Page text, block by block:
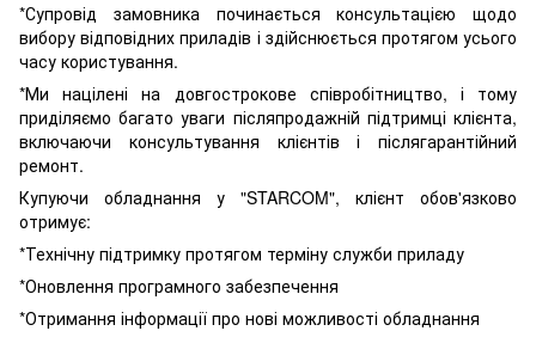
*Супровід замовника починається консультацією щодо
вибору відповідних приладів і здійснюється протягом усього
часу користування.
*Ми націлені на довгострокове співробітництво, і тому
приділяємо багато уваги післяпродажній підтримці клієнта,
включаючи консультування клієнтів і післягарантійний
ремонт.
Купуючи обладнання у "STARCOM", клієнт обов'язково
отримує:
*Технічну підтримку протягом терміну служби приладу
*Оновлення програмного забезпечення
*Отримання інформації про нові можливості обладнання